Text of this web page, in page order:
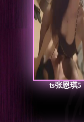
ts张恩琪5